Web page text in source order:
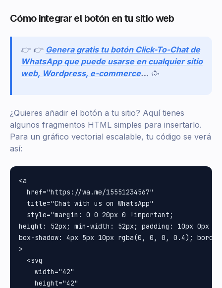
Cómo integrar el botón en tu sitio web
👉 👉 Genera gratis tu botón Click-To-Chat de
WhatsApp que puede usarse en cualquier sitio
web, Wordpress, e-commerce… 🥳
¿Quieres añadir el botón a tu sitio? Aquí tienes
algunos fragmentos HTML simples para insertarlo.
Para un gráfico vectorial escalable, tu código se verá
así:
<a
  href="https://wa.me/15551234567"
  title="Chat with us on WhatsApp"
  style="margin: 0 0 20px 0 !important;
height: 52px; min-width: 52px; padding: 10px 0px
box-shadow: 4px 5px 10px rgba(0, 0, 0, 0.4);
>
  <svg
    width="42"
    height="42"